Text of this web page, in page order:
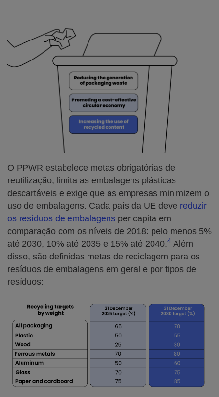
O PPWR estabelece metas obrigatórias de
reutilização, limita as embalagens plásticas
descartáveis e exige que as empresas minimizem o
uso de embalagens. Cada país da UE deve reduzir
os resíduos de embalagens per capita em
comparação com os níveis de 2018: pelo menos 5%
até 2030, 10% até 2035 e 15% até 2040.4 Além
disso, são definidas metas de reciclagem para os
resíduos de embalagens em geral e por tipos de
resíduos: